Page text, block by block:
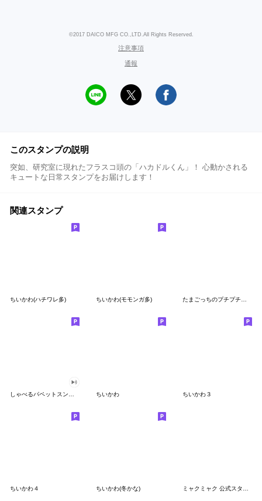
©2017 DAICO MFG CO.,LTD.All Rights Reserved.
注意事項
通報
このスタンプの説明
突如、研究室に現れたフラスコ頭の「ハカドルくん」！ 心動かされる
キュートな日常スタンプをお届けします！
関連スタンプ
ちいかわ(ハチワレ多) ちいかわ(モモンガ多) たまごっちのプチプチおみせっち
ちいかわ ちいかわ３
ちいかわ４ ちいかわ(冬かな)